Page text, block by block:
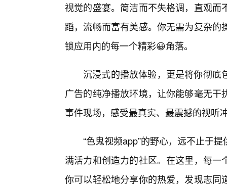
视觉的盛宴。简洁而不失格调，直观
蹈，流畅而富有美感。你无需为复杂
锁应用内的每一个精彩😀角落。
沉浸式的播放体验，更是将你彻
广告的纯净播放环境，让你能够毫无
事件现场，感受最真实、最震撼的视听
“色鬼视频app”的野心，远不止于
满活力和创造力的社区。在这里，每
你可以轻松地分享你的热爱，发现志